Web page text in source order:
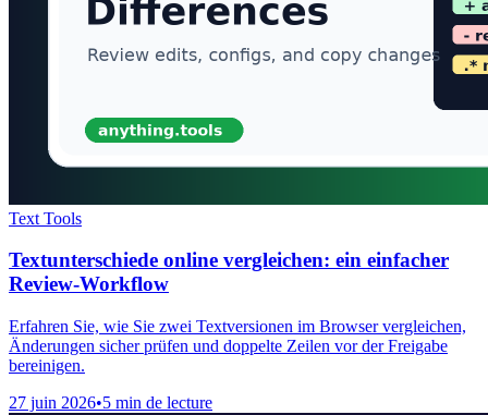
Text Tools
Textunterschiede online vergleichen: ein einfacher
Review-Workflow
Erfahren Sie, wie Sie zwei Textversionen im Browser vergleichen,
Änderungen sicher prüfen und doppelte Zeilen vor der Freigabe
bereinigen.
27 juin 2026•5 min de lecture